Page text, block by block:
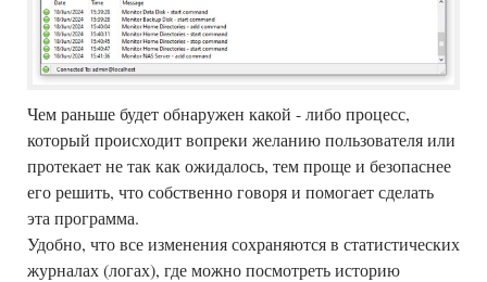
Чем раньше будет обнаружен какой - либо процесс,
который происходит вопреки желанию пользователя или
протекает не так как ожидалось, тем проще и безопаснее
его решить, что собственно говоря и помогает сделать
эта программа.
Удобно, что все изменения сохраняются в статистических
журналах (логах), где можно посмотреть историю